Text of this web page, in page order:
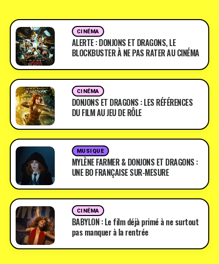
CINÉMA
ALERTE : DONJONS ET DRAGONS, LE
BLOCKBUSTER À NE PAS RATER AU CINÉMA
CINÉMA
DONJONS ET DRAGONS : LES RÉFÉRENCES
DU FILM AU JEU DE RÔLE
MUSIQUE
MYLÈNE FARMER & DONJONS ET DRAGONS :
UNE BO FRANÇAISE SUR-MESURE
CINÉMA
BABYLON : Le film déjà primé à ne surtout
pas manquer à la rentrée